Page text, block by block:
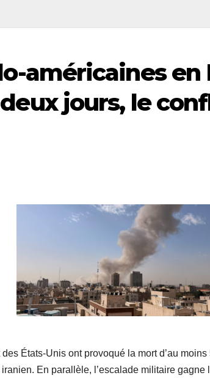
américaines en
jours, le
des États-Unis ont provoqué la mort d’au
En parallèle, l’escalade militaire